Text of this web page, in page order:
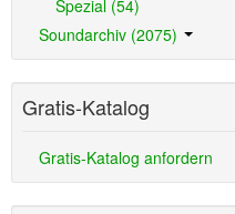
Spezial (54)
Soundarchiv (2075)
Gratis-Katalog
Gratis-Katalog anfordern